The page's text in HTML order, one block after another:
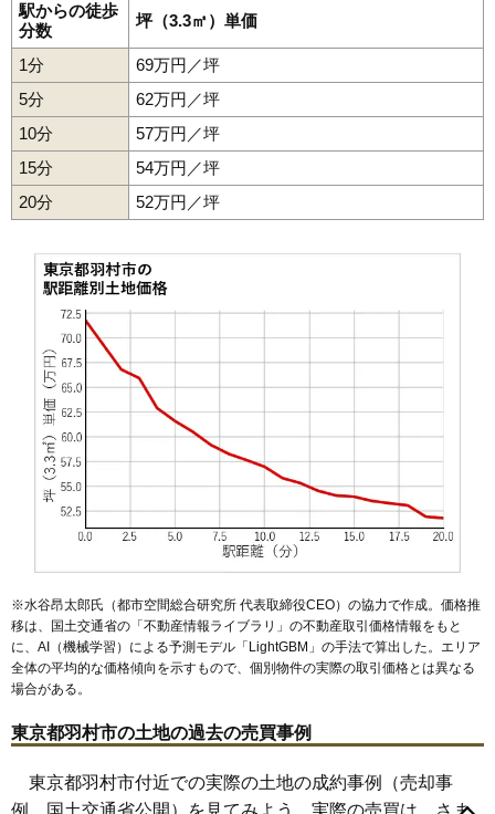
駅からの徒歩
分数
坪（3.3㎡）単価
1分
69万円／坪
5分
62万円／坪
10分
57万円／坪
15分
54万円／坪
20分
52万円／坪
※水谷昂太郎氏（都市空間総合研究所 代表取締役CEO）の協力で作成。価格推
移は、国土交通省の「不動産情報ライブラリ 」の不動産取引価格情報をもと
に、AI（機械学習）による予測モデル「LightGBM」の手法で算出した。エリア
全体の平均的な価格傾向を示すもので、個別物件の実際の取引価格とは異なる
場合がある。
東京都羽村市の土地の過去の売買事例
東京都羽村市付近での実際の土地の成約事例（売却事
例、国土交通省公開）を見てみよう。実際の売買は、さま